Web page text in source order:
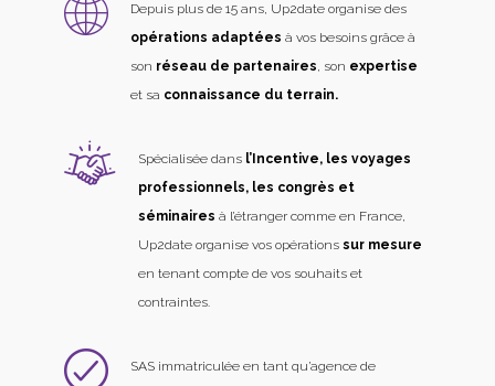
Depuis plus de 15 ans, Up2date organise des
opérations adaptées à vos besoins grâce à
son réseau de partenaires, son expertise
et sa connaissance du terrain.
Spécialisée dans l’Incentive, les voyages
professionnels, les congrès et
séminaires à l’étranger comme en France,
Up2date organise vos opérations sur mesure
en tenant compte de vos souhaits et
contraintes.
SAS immatriculée en tant qu’agence de